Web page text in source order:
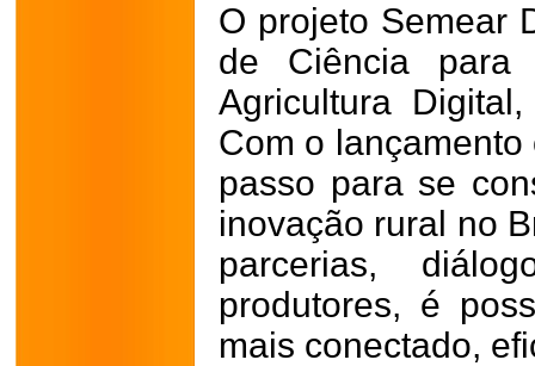
O projeto Semear
de Ciência para
Agricultura
Com o
passo para se
inovação rural no
parcerias,
produtores, é
mais conectado,